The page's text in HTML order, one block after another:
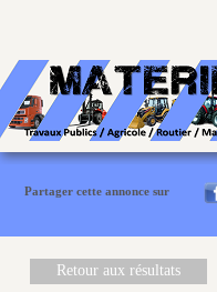
Partager cette annonce sur
Retour aux résultats